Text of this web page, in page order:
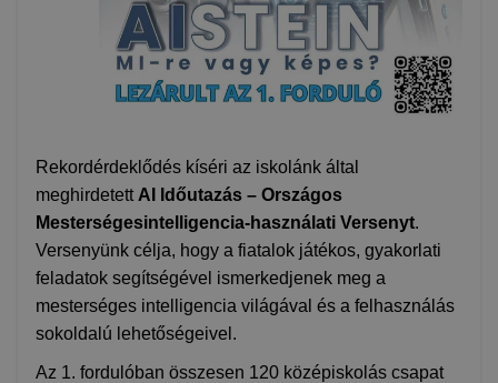
Rekordérdeklődés kíséri az iskolánk által
meghirdetett AI Időutazás – Országos
Mesterségesintelligencia-használati Versenyt.
Versenyünk célja, hogy a fiatalok játékos, gyakorlati
feladatok segítségével ismerkedjenek meg a
mesterséges intelligencia világával és a felhasználás
sokoldalú lehetőségeivel.
Az 1. fordulóban összesen 120 középiskolás csapat